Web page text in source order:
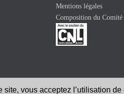
site, vous acceptez l’utilisation
Mentions légales
Composition du Comité
Copyright 2026 Revue